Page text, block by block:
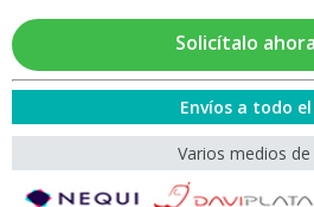
Solicítalo ahora
Envíos a todo
Varios medios